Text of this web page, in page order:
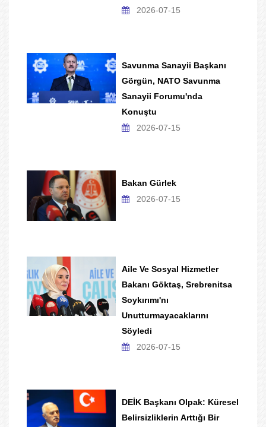
2026-07-15
Savunma Sanayii Başkanı
Görgün, NATO Savunma
Sanayii Forumu'nda
Konuştu
2026-07-15
Bakan Gürlek
2026-07-15
Aile Ve Sosyal Hizmetler
Bakanı Göktaş, Srebrenitsa
Soykırımı'nı
Unutturmayacaklarını
Söyledi
2026-07-15
DEİK Başkanı Olpak: Küresel
Belirsizliklerin Arttığı Bir